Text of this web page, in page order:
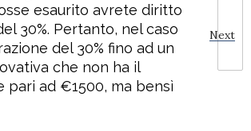
Next
esaurito avrete diritto
30%. Pertanto, nel caso
del 30% fino ad un
che non ha il
pari ad €1500, ma bensì